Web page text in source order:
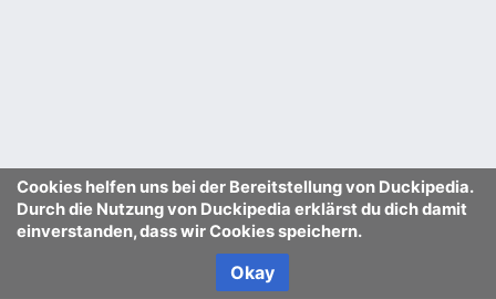
Cookies helfen uns bei der Bereitstellung von Duckipedia.
Durch die Nutzung von Duckipedia erklärst du dich damit
einverstanden, dass wir Cookies speichern.
Okay